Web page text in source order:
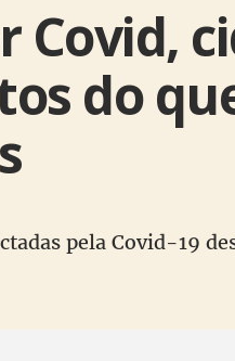
Covid,
do
pela Covid-19